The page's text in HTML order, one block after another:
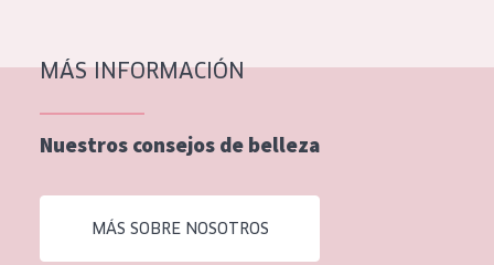
Piel normal y seca
Piel mixata o grasa
Piel madura
Piel expuesta al sol
Piel menopáusica
MÁS INFORMACIÓN
Nuestros consejos de belleza
MÁS SOBRE NOSOTROS